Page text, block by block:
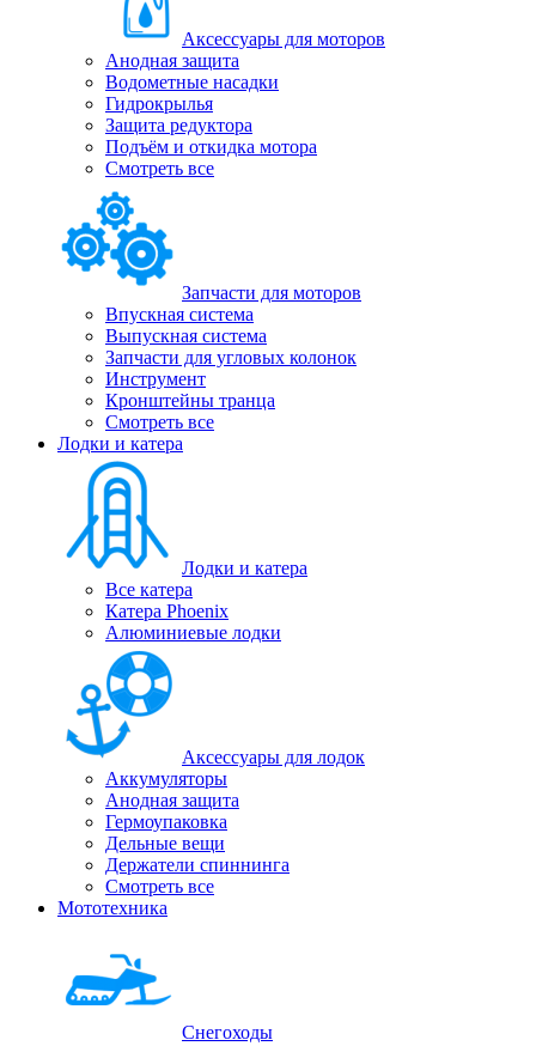
Аксессуары для моторов
Анодная защита
Водометные насадки
Гидрокрылья
Защита редуктора
Подъём и откидка мотора
Смотреть все
Запчасти для моторов
Впускная система
Выпускная система
Запчасти для угловых колонок
Инструмент
Кронштейны транца
Смотреть все
Лодки и катера
Лодки и катера
Все катера
Катера Phoenix
Алюминиевые лодки
Аксессуары для лодок
Аккумуляторы
Анодная защита
Гермоупаковка
Дельные вещи
Держатели спиннинга
Смотреть все
Мототехника
Снегоходы